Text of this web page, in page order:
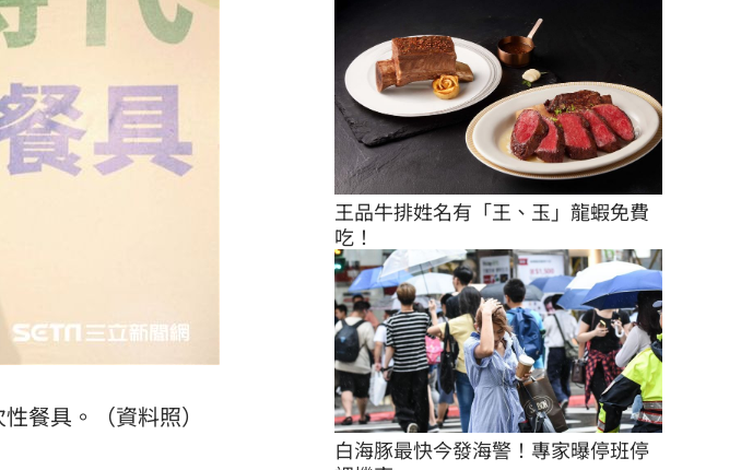
餐具。（資料照）
王品牛排姓名有「王、玉」龍蝦免費
吃！
白海豚最快今發海警！專家曝停班停